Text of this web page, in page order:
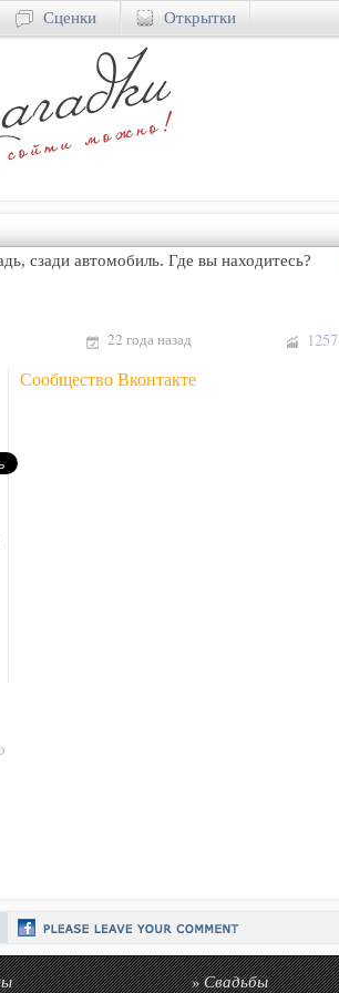
сзади автомобиль. Где вы находитесь?
22 года назад 1257
Сообщество Вконтакте
Сценки Открытки
»Свадьбы